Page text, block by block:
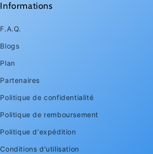
Informations
F.A.Q.
Blogs
Plan
Partenaires
Politique de confidentialité
Politique de remboursement
Politique d'expédition
Conditions d'utilisation